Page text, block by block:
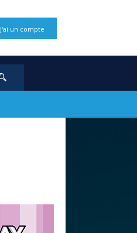
J'ai un compte